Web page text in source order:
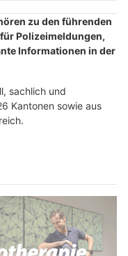
zu den führenden
Polizeimeldungen,
Informationen in der
sachlich und
Kantonen sowie aus